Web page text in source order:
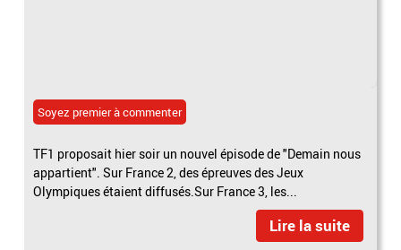
Soyez premier à commenter
TF1 proposait hier soir un nouvel épisode de "Demain nous
appartient". Sur France 2, des épreuves des Jeux
Olympiques étaient diffusés.Sur France 3, les...
Lire la suite